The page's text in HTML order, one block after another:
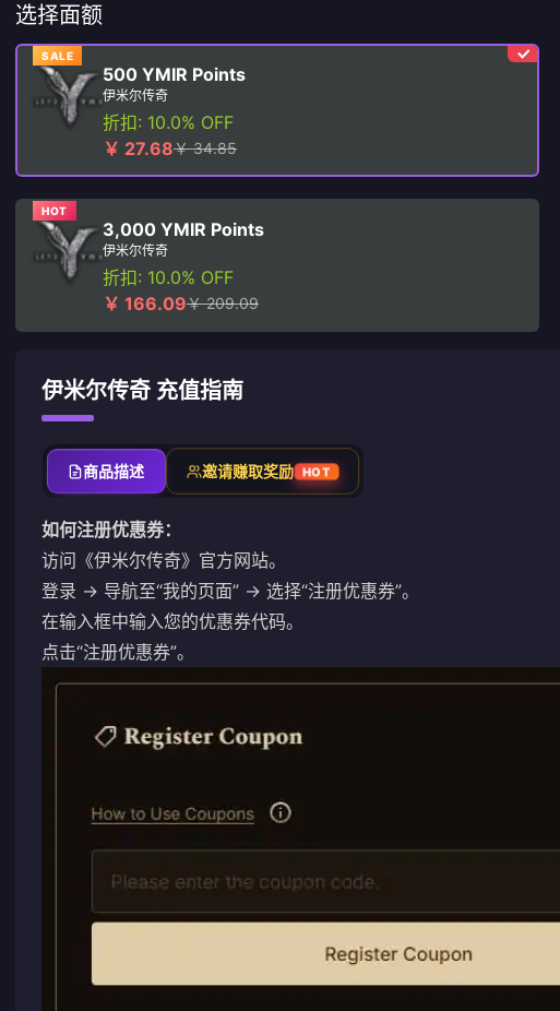
选择面额
SALE
500 YMIR Points
伊米尔传奇
折扣: 10.0% OFF
￥ 27.68￥ 34.85
HOT
3,000 YMIR Points
伊米尔传奇
折扣: 10.0% OFF
￥ 166.09￥ 209.09
伊米尔传奇 充值指南
商品描述 邀请赚取奖励 HOT
如何注册优惠券：
访问 《伊米尔传奇》官方网站。
登录 → 导航至“我的页面” → 选择“注册优惠券”。
在输入框中输入您的优惠券代码。